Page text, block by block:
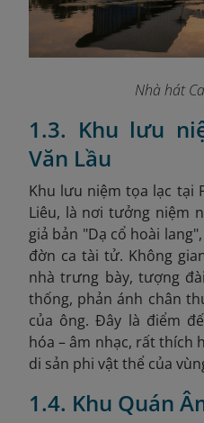
Nhà hát
1.3. Khu lưu
Văn Lầu
Khu lưu niệm tọa lạc tại
Liêu, là nơi tưởng niệm
giả bản "Dạ cổ hoài
đờn ca tài tử. Không
nhà trưng bày, tượng
thống, phản ánh chân
của ông. Đây là điểm
hóa – âm nhạc, rất thích
di sản phi vật thể của
1.4. Khu Quán